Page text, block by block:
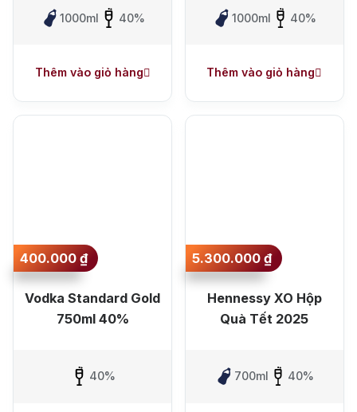
Rượu Vang Vang Pháp
Rượu Vang Đỏ
Blended Scotch Whisky
1000ml 40%
Thêm vào giỏ hàng
1000ml 40%
Thêm vào giỏ hàng
400.000₫
Vodka Standard Gold
750ml 40%
40%
5.300.000₫
Hennessy XO Hộp
Quà Tết 2025
700ml 40%